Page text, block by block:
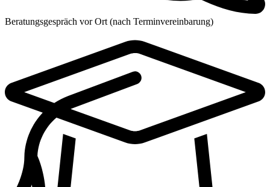
Beratungsgespräch vor Ort (nach Terminvereinbarung)